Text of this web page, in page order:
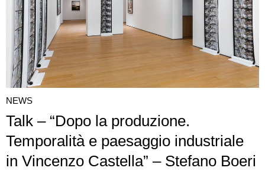
NEWS
Talk – “Dopo la produzione.
Temporalità e paesaggio industriale
in Vincenzo Castella” – Stefano Boeri